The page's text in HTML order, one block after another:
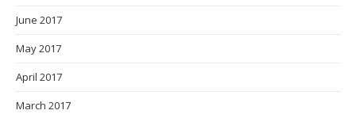
June 2017
May 2017
April 2017
March 2017